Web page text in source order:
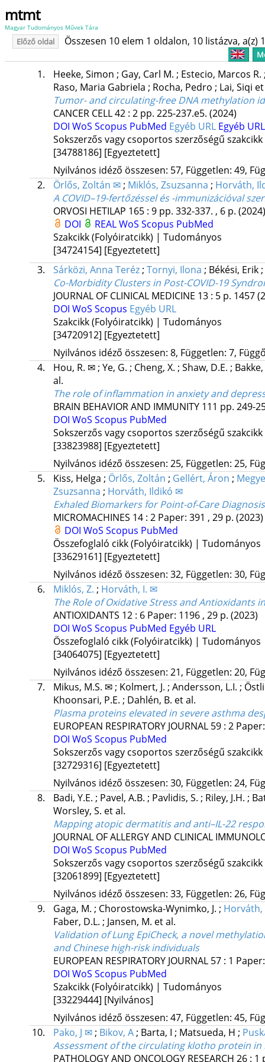
mtmt
Magyar Tudományos Művek Tára
Előző oldal Összesen 10 elem 1 oldalon, 10 listázva, a(z)
1. Heeke, Simon ; Gay, Carl M. ; Estecio, Marcos R.
Raso, Maria Gabriela ; Rocha, Pedro ; Lai, Siqi
Tumor- and circulating-free DNA methylation
CANCER CELL42: 2 pp. 225-237.e5. (2024)
DOI WoS Scopus PubMed Egyéb URL Egyéb URL
Sokszerzős vagy csoportos szerzőségű
[34788186] [Egyeztetett]
Nyilvános idéző összesen: 57, Független: 49,
2.
Örlős, Zoltán ✉; Miklós, Zsuzsanna ; Horváth,
A COVID–19-fertőzéssel és -immunizációval
ORVOSI HETILAP 165: 9 pp. 332-337. , 6 p. (2024)
DOI
REALWoS Scopus PubMed
Szakcikk (Folyóiratcikk) | Tudományos
[34724154] [Egyeztetett]
3.
Sárközi, Anna Teréz; Tornyi, Ilona ; Békési, Erik;
Co-Morbidity Clusters in Post-COVID-19
JOURNAL OF CLINICAL MEDICINE 13: 5 p. 1457
DOI WoS Scopus Egyéb URL
Szakcikk (Folyóiratcikk) | Tudományos
[34720912] [Egyeztetett]
Nyilvános idéző összesen: 8, Független: 7,
4.
Hou, R. ✉; Ye, G. ; Cheng, X. ; Shaw, D.E. ;
al.
The role of inflammation in anxiety and
BRAIN BEHAVIOR AND IMMUNITY 111 pp. 249-
DOI WoS Scopus PubMed
Sokszerzős vagy csoportos szerzőségű
[33823988] [Egyeztetett]
Nyilvános idéző összesen: 25, Független: 25,
5.
Kiss, Helga ; Örlős, Zoltán ; Gellért, Áron ;
Zsuzsanna ; Horváth, Ildikó ✉
Exhaled Biomarkers for Point-of-Care
MICROMACHINES 14: 2 Paper: 391 , 29 p. (2023)
DOI WoS Scopus PubMed
Összefoglaló cikk (Folyóiratcikk) | Tudományos
[33629161] [Egyeztetett]
Nyilvános idéző összesen: 32, Független: 30,
6.
Miklós, Z. ; Horváth, I. ✉
The Role of Oxidative Stress and Antioxidants
ANTIOXIDANTS 12: 6 Paper: 1196 , 29 p. (2023)
DOI WoS Scopus PubMed Egyéb URL
Összefoglaló cikk (Folyóiratcikk) | Tudományos
[34064075] [Egyeztetett]
Nyilvános idéző összesen: 21, Független: 20,
7.
Mikus, M.S. ✉; Kolmert, J. ; Andersson, L.I. ;
Khoonsari, P.E. ; Dahlén, B. et al.
Plasma proteins elevated in severe asthma
EUROPEAN RESPIRATORY JOURNAL 59: 2
DOI WoS Scopus PubMed
Sokszerzős vagy csoportos szerzőségű
[32729316] [Egyeztetett]
Nyilvános idéző összesen: 30, Független: 24,
8.
Badi, Y.E. ; Pavel, A.B. ; Pavlidis, S. ; Riley, J.H. ;
Worsley, S. et al.
Mapping atopic dermatitis and anti–IL-22
JOURNAL OF ALLERGY AND CLINICAL
DOI WoS Scopus PubMed
Sokszerzős vagy csoportos szerzőségű
[32061899] [Egyeztetett]
Nyilvános idéző összesen: 33, Független: 26,
9.
Gaga, M. ; Chorostowska-Wynimko, J. ; Horváth,
Faber, D.L. ; Jansen, M. et al.
Validation of Lung EpiCheck, a novel
and Chinese high-risk individuals
EUROPEAN RESPIRATORY JOURNAL 57: 1
DOI WoS Scopus PubMed
Szakcikk (Folyóiratcikk) | Tudományos
[33229444] [Nyilvános]
Nyilvános idéző összesen: 47, Független: 45,
10.
Pako, J ✉; Bikov, A; Barta, I ; Matsueda, H ;
Assessment of the circulating klotho protein
PATHOLOGY AND ONCOLOGY RESEARCH 26: 1